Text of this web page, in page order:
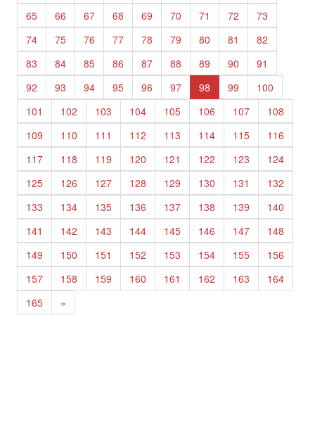
65
66 67 68 69 70 71 72
73
74
75 76 77 78 79 80 81
82
83
84 85 86 87 88 89 90
91
92
93 94 95 96 97 98 99
100
101
102 103 104 105 106 107
108
109
110 111 112 113 114 115
116
117
118 119 120 121 122 123
124
125
126 127 128 129 130 131
132
133
134 135 136 137 138 139
140
141
142 143 144 145 146 147
148
149
150 151 152 153 154 155
156
157
158 159 160 161 162 163
164
165
»